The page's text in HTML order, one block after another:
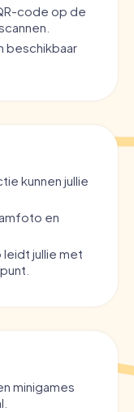
code op de
beschikbaar
kunnen jullie
en
leidt jullie met
minigames